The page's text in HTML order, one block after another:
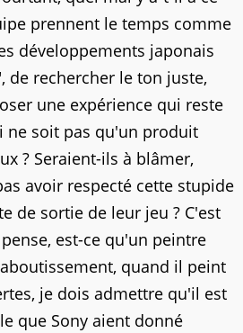
prennent le temps comme
développements japonais
de rechercher le ton juste,
une expérience qui reste
ne soit pas qu'un produit
? Seraient-ils à blâmer,
avoir respecté cette stupide
de sortie de leur jeu ? C'est
est-ce qu'un peintre
quand il peint
je dois admettre qu'il est
que Sony aient donné